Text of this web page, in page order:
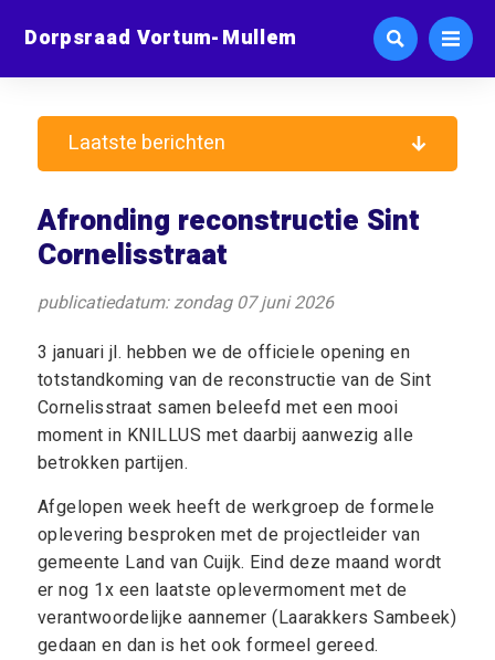
Dorpsraad Vortum-Mullem
Afronding reconstructie Sint
Cornelisstraat
publicatiedatum: zondag 07 juni 2026
3 januari jl. hebben we de officiele opening en
totstandkoming van de reconstructie van de Sint
Cornelisstraat samen beleefd met een mooi
moment in KNILLUS met daarbij aanwezig alle
betrokken partijen.
Afgelopen week heeft de werkgroep de formele
oplevering besproken met de projectleider van
gemeente Land van Cuijk. Eind deze maand wordt
er nog 1x een laatste oplevermoment met de
verantwoordelijke aannemer (Laarakkers Sambeek)
gedaan en dan is het ook formeel gereed.
Laatste berichten